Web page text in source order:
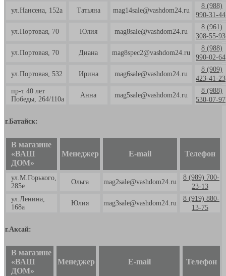
ул.Нансена, 152а Татьяна mag14sale@vashdom24.ru
8 (988)
990-31-44
ул.Портовая, 70 Юлия mag8sale@vashdom24.ru
8 (961)
308-55-93
ул.Портовая, 70 Диана mag8spec2@vashdom24.ru
8 (988)
990-02-64
ул.Портовая, 532 Ирина mag6sale@vashdom24.ru
8 (909)
423-41-23
пр-т 40 лет
Победы, 264/110а
Анна mag5sale@vashdom24.ru
8 (988)
530-07-97
г.Батайск:
В магазине
«ВАШ
ДОМ»
Менеджер E-mail Телефон
ул.М.Горького,
285е
Ольга mag2sale@vashdom24.ru
8 (989) 700-
23-13
ул.Ленина,
168а
Юлия mag3sale@vashdom24.ru
8 (919) 880-
13-75
г.Аксай:
В магазине
«ВАШ
ДОМ»
Менеджер E-mail Телефон